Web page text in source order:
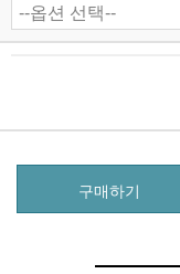
구매하기